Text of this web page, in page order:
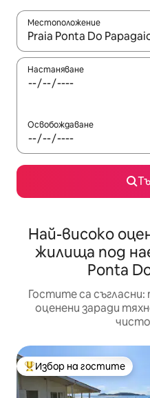
Местоположение
Когато резултатите се
Настаняване
Освобождаване
Най-високо
жилища под
Ponta
Гостите са
оценени заради
Най-популярен избор на
Избор на гостите